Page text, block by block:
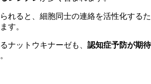
れると、細胞同士の連絡を活性化するた
す。
ナットウキナーゼも、 認知症予防が期待